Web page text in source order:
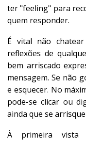
ter "feeling" para
quem responder.
É vital não
reflexões de
bem arriscado
mensagem. Se não
e esquecer. No
pode-se clicar ou
ainda que se
À primeira vista